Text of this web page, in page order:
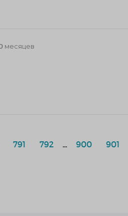
месяцев
791 792 900 901